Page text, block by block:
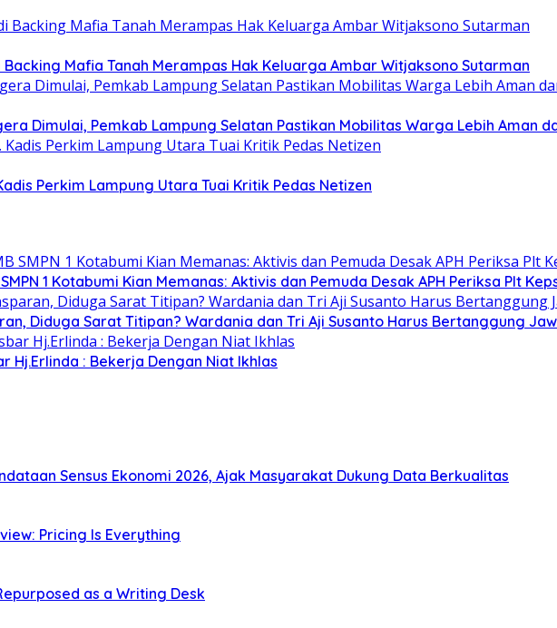
Mafia Tanah Merampas Hak Keluarga Ambar Witjaksono Sutarman
Dimulai, Pemkab Lampung Selatan Pastikan Mobilitas Warga Lebih Aman
Perkim Lampung Utara Tuai Kritik Pedas Netizen
1 Kotabumi Kian Memanas: Aktivis dan Pemuda Desak APH Periksa Plt
Diduga Sarat Titipan? Wardania dan Tri Aji Susanto Harus Bertanggung
Hj.Erlinda : Bekerja Dengan Niat Ikhlas
Sensus Ekonomi 2026, Ajak Masyarakat Dukung Data Berkualitas
Pricing Is Everything
as a Writing Desk